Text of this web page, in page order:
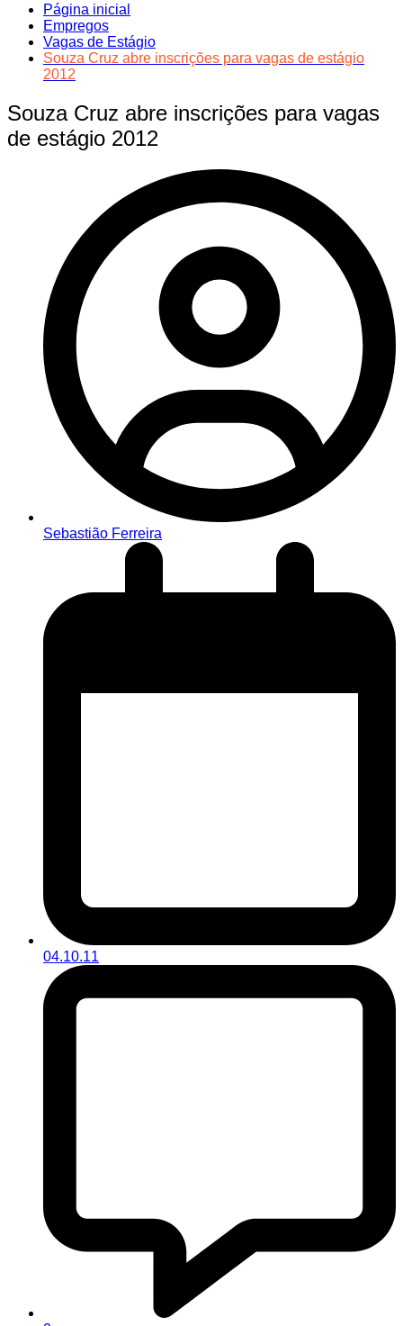
Página inicial
Empregos
Vagas de Estágio
Souza Cruz abre inscrições para vagas de estágio
2012
Souza Cruz abre inscrições para vagas
de estágio 2012
Sebastião Ferreira
04.10.11